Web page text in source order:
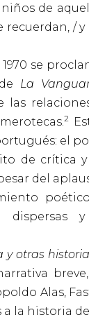
de
recuerdan, /
se
La
2
el
de crítica
del
dispersas
otras
Alas,
la historia